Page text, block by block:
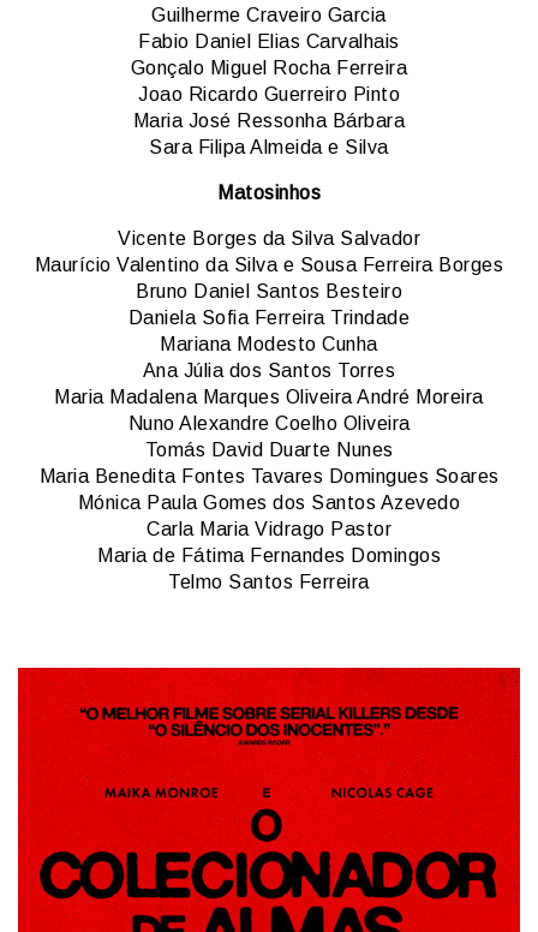
Guilherme Craveiro Garcia
Fabio Daniel Elias Carvalhais
Gonçalo Miguel Rocha Ferreira
Joao Ricardo Guerreiro Pinto
Maria José Ressonha Bárbara
Sara Filipa Almeida e Silva
Matosinhos
Vicente Borges da Silva Salvador
Maurício Valentino da Silva e Sousa Ferreira Borges
Bruno Daniel Santos Besteiro
Daniela Sofia Ferreira Trindade
Mariana Modesto Cunha
Ana Júlia dos Santos Torres
Maria Madalena Marques Oliveira André Moreira
Nuno Alexandre Coelho Oliveira
Tomás David Duarte Nunes
Maria Benedita Fontes Tavares Domingues Soares
Mónica Paula Gomes dos Santos Azevedo
Carla Maria Vidrago Pastor
Maria de Fátima Fernandes Domingos
Telmo Santos Ferreira